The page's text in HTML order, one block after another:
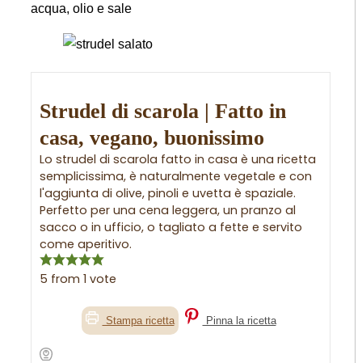
acqua, olio e sale
Strudel di scarola | Fatto in
casa, vegano, buonissimo
Lo strudel di scarola fatto in casa è una ricetta
semplicissima, è naturalmente vegetale e con
l'aggiunta di olive, pinoli e uvetta è spaziale.
Perfetto per una cena leggera, un pranzo al
sacco o in ufficio, o tagliato a fette e servito
come aperitivo.
5 from 1 vote
Stampa ricetta Pinna la ricetta